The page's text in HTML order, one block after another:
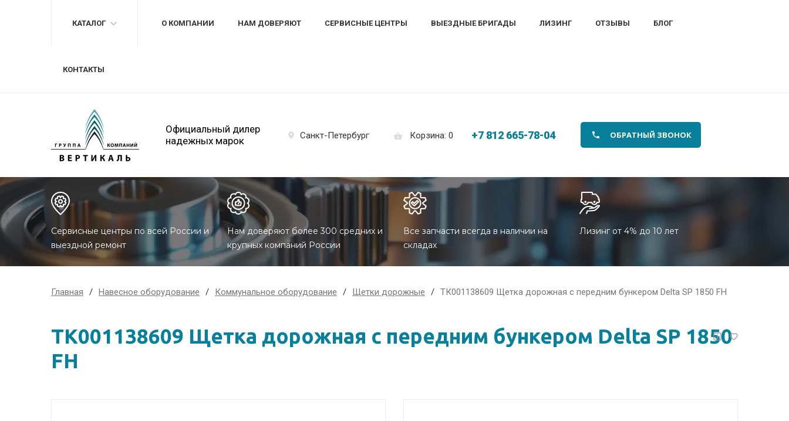
КАТАЛОГ О КОМПАНИИ НАМ ДОВЕРЯЮТ СЕРВИСНЫЕ ЦЕНТРЫ ВЫЕЗДНЫЕ БРИГАДЫ ЛИЗИНГ ОТЗЫВЫ БЛОГ
КОНТАКТЫ
Официальный дилер
надежных марок
Санкт-Петербург Корзина: 0 +7 812 665-78-04 ОБРАТНЫЙ ЗВОНОК
Сервисные центры по всей России и
выездной ремонт
Нам доверяют более 300 средних и
крупных компаний России
Все запчасти всегда в наличии на
складах
Лизинг от 4% до 10 лет
Главная Навесное оборудование Коммунальное оборудование Щетки дорожные ТК001138609 Щетка дорожная с передним бункером Delta SP 1850 FH
ТК001138609 Щетка дорожная с передним бункером Delta SP 1850
FH